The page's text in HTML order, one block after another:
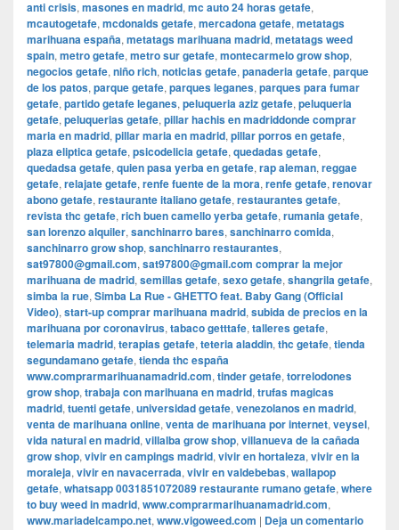
anti crisis, masones en madrid, mc auto 24 horas getafe,
mcautogetafe, mcdonalds getafe, mercadona getafe, metatags
marihuana españa, metatags marihuana madrid, metatags weed
spain, metro getafe, metro sur getafe, montecarmelo grow shop,
negocios getafe, niño rich, noticias getafe, panaderia getafe, parque
de los patos, parque getafe, parques leganes, parques para fumar
getafe, partido getafe leganes, peluqueria aziz getafe, peluqueria
getafe, peluquerias getafe, pillar hachis en madriddonde comprar
maria en madrid, pillar maria en madrid, pillar porros en getafe,
plaza eliptica getafe, psicodelicia getafe, quedadas getafe,
quedadsa getafe, quien pasa yerba en getafe, rap aleman, reggae
getafe, relajate getafe, renfe fuente de la mora, renfe getafe, renovar
abono getafe, restaurante italiano getafe, restaurantes getafe,
revista thc getafe, rich buen camello yerba getafe, rumania getafe,
san lorenzo alquiler, sanchinarro bares, sanchinarro comida,
sanchinarro grow shop, sanchinarro restaurantes,
sat97800@gmail.com, sat97800@gmail.com comprar la mejor
marihuana de madrid, semillas getafe, sexo getafe, shangrila getafe,
simba la rue, Simba La Rue - GHETTO feat. Baby Gang (Official
Video), start-up comprar marihuana madrid, subida de precios en la
marihuana por coronavirus, tabaco getttafe, talleres getafe,
telemaria madrid, terapias getafe, teteria aladdin, thc getafe, tienda
segundamano getafe, tienda thc españa
www.comprarmarihuanamadrid.com, tinder getafe, torrelodones
grow shop, trabaja con marihuana en madrid, trufas magicas
madrid, tuenti getafe, universidad getafe, venezolanos en madrid,
venta de marihuana online, venta de marihuana por internet, veysel,
vida natural en madrid, villalba grow shop, villanueva de la cañada
grow shop, vivir en campings madrid, vivir en hortaleza, vivir en la
moraleja, vivir en navacerrada, vivir en valdebebas, wallapop
getafe, whatsapp 0031851072089 restaurante rumano getafe, where
to buy weed in madrid, www.comprarmarihuanamadrid.com,
www.mariadelcampo.net, www.vigoweed.com | Deja un comentario